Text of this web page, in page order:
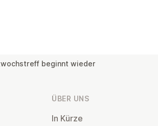
beginnt wieder
ÜBER UNS
In Kürze